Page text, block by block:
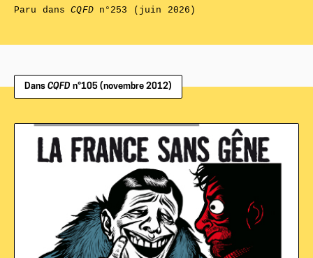
Paru dansCQFDn°253 (juin 2026)
Dans CQFD n°105 (novembre 2012)